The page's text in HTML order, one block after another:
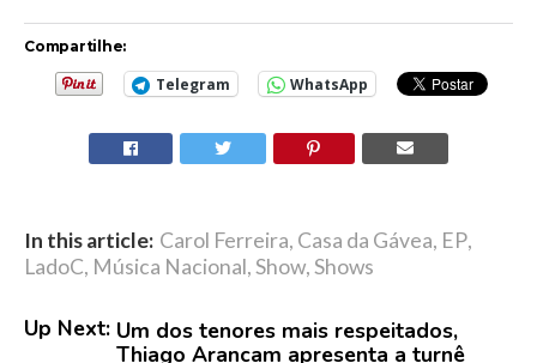
Compartilhe:
Telegram WhatsApp
In this article: Carol Ferreira, Casa da Gávea, EP,
LadoC, Música Nacional,Show,Shows
Up Next: Um dos tenores mais respeitados,
Thiago Arancam apresenta a turnê